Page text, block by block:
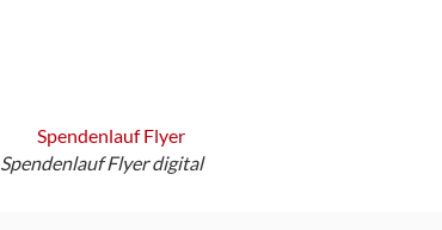
Spendenlauf Flyer digital